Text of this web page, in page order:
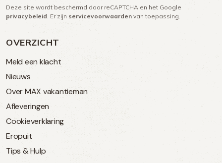
OVERZICHT
Meld een klacht
Nieuws
Over MAX vakantieman
Afleveringen
Cookieverklaring
Eropuit
Tips & Hulp
(Vereist)
Deze site wordt beschermd door reCAPTCHA en het Google
privacybeleid. Er zijn servicevoorwaarden van toepassing.